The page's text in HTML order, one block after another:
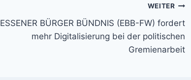
WEITER
ESSENER BÜRGER BÜNDNIS (EBB-FW) fordert
mehr Digitalisierung bei der politischen
Gremienarbeit